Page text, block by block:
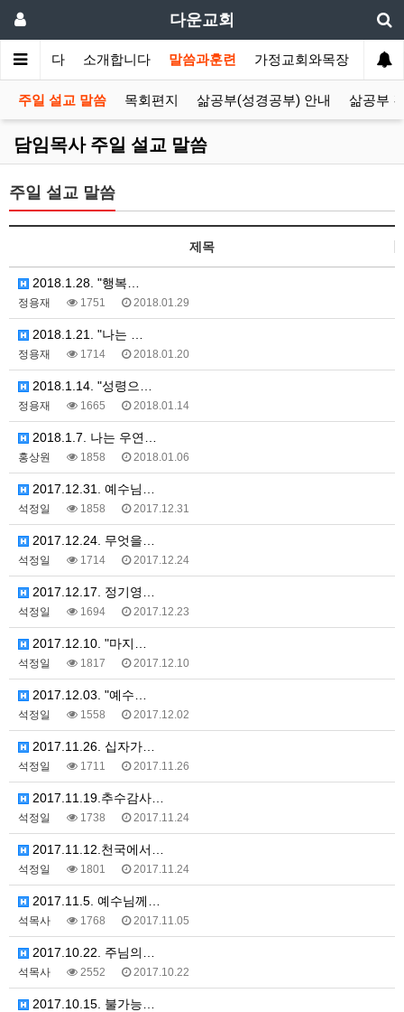
다운교회
영합니다 소개합니다 말씀과훈련 가정교회와목장 선교
주일 설교 말씀 목회편지 삶공부(성경공부) 안내 삶공부
담임목사 주일 설교 말씀
주일 설교 말씀
제목
2018.1.28. "행복…
정용재 1751 2018.01.29
2018.1.21. "나는 …
정용재 1714 2018.01.20
2018.1.14. "성령으…
정용재 1665 2018.01.14
2018.1.7. 나는 우연…
홍상원 1858 2018.01.06
2017.12.31. 예수님…
석정일 1858 2017.12.31
2017.12.24. 무엇을…
석정일 1714 2017.12.24
2017.12.17. 정기영…
석정일 1694 2017.12.23
2017.12.10. "마지…
석정일 1817 2017.12.10
2017.12.03. "예수…
석정일 1558 2017.12.02
2017.11.26. 십자가…
석정일 1711 2017.11.26
2017.11.19.추수감사…
석정일 1738 2017.11.24
2017.11.12.천국에서…
석정일 1801 2017.11.24
2017.11.5. 예수님께…
석목사 1768 2017.11.05
2017.10.22. 주님의…
석목사 2552 2017.10.22
2017.10.15. 불가능…